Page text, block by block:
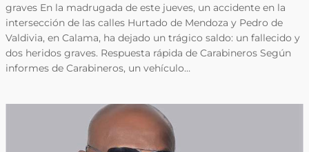
graves En la madrugada de este jueves, un accidente en la
intersección de las calles Hurtado de Mendoza y Pedro de
Valdivia, en Calama, ha dejado un trágico saldo: un fallecido y
dos heridos graves. Respuesta rápida de Carabineros Según
informes de Carabineros, un vehículo…